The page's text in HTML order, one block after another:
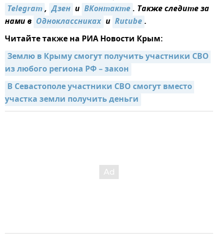
Telegram, Дзен и ВКонтакте. Также следите за
нами в Одноклассниках и Rutube.
Читайте также на РИА Новости Крым:
Землю в Крыму смогут получить участники СВО
из любого региона РФ – закон
В Севастополе участники СВО смогут вместо
участка земли получить деньги